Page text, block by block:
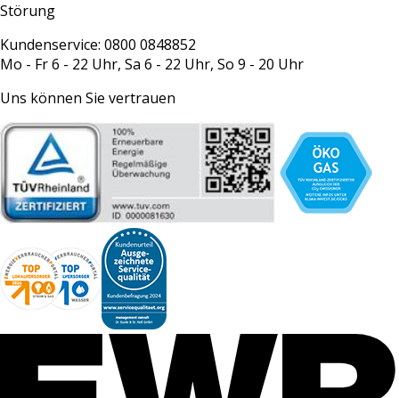
Störung
Kundenservice: 0800 0848852
Mo - Fr 6 - 22 Uhr, Sa 6 - 22 Uhr, So 9 - 20 Uhr
Uns können Sie vertrauen